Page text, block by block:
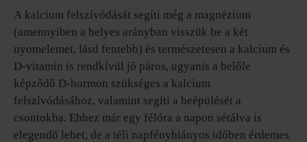
A kalcium felszívódását segíti még a magnézium
(amennyiben a helyes arányban visszük be a két
nyomelemet, lásd fentebb) és természetesen a kalcium és
D-vitamin is rendkívül jó páros, ugyanis a belőle
képződő D-hormon szükséges a kalcium
felszívódásához, valamint segíti a beépülését a
csontokba. Ehhez már egy félóra a napon sétálva is
elegendő lehet, de a téli napfényhiányos időben érdemes